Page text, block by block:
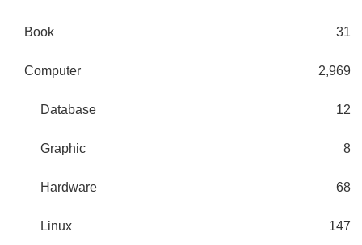
Book 31
Computer 2,969
Database 12
Graphic 8
Hardware 68
Linux 147